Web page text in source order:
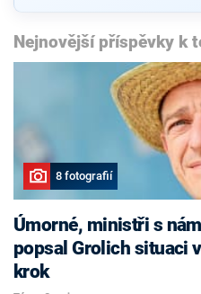
Nejnovější příspěvky k
8 fotografií
Úmorné, ministři s
popsal Grolich situaci
krok